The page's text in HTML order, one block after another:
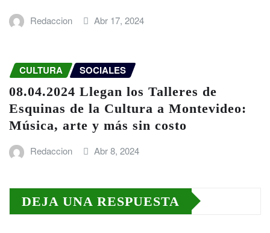
Redaccion Abr 17, 2024
CULTURA SOCIALES
08.04.2024 Llegan los Talleres de
Esquinas de la Cultura a Montevideo:
Música, arte y más sin costo
Redaccion Abr 8, 2024
DEJA UNA RESPUESTA